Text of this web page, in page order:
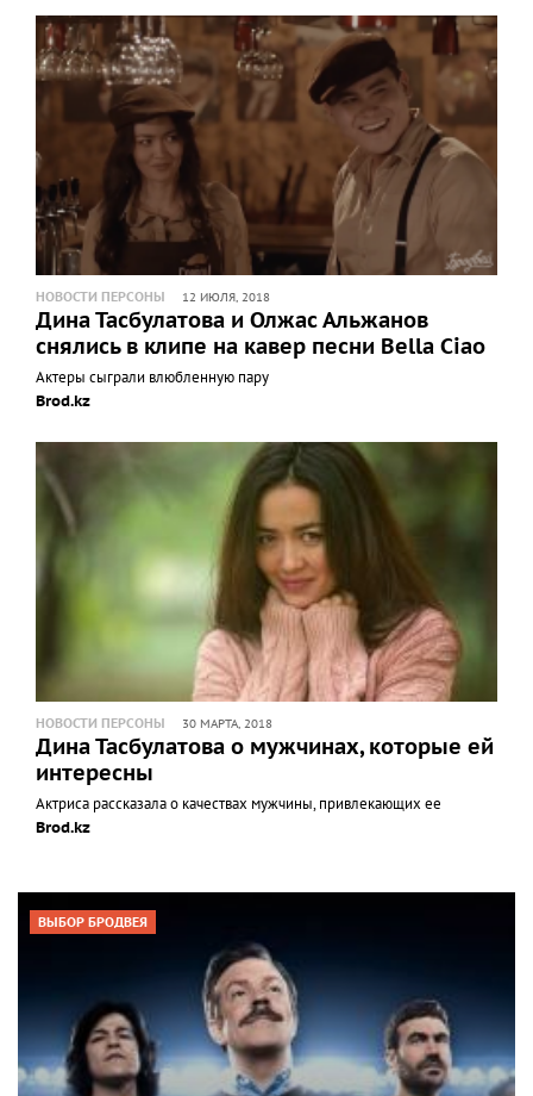
НОВОСТИ ПЕРСОНЫ 12 ИЮЛЯ, 2018
Дина Тасбулатова и Олжас Альжанов
снялись в клипе на кавер песни Bella Ciao
Актеры сыграли влюбленную пару
Brod.kz
НОВОСТИ ПЕРСОНЫ 30 МАРТА, 2018
Дина Тасбулатова о мужчинах, которые ей
интересны
Актриса рассказала о качествах мужчины, привлекающих ее
Brod.kz
ВЫБОР БРОДВЕЯ